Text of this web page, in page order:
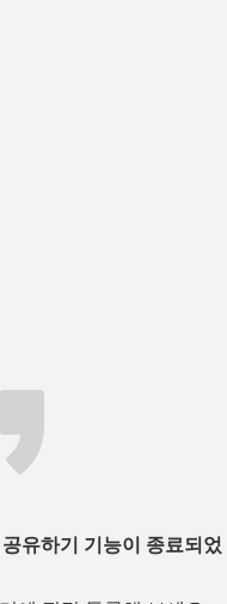
유하기 기능이 종료되었